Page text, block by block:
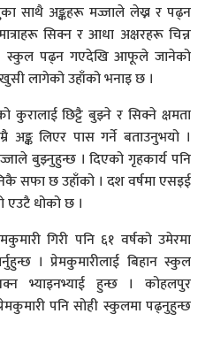
साथै अङ्कहरू मज्जाले लेख्न र पढ्न
सिक्न र आधा अक्षरहरू चिन्न
। स्कुल पढ्न गएदेखि आफूले जानेको
लागेको उहाँको भनाइ छ ।
कुरालाई छिट्टै बुझ्ने र सिक्ने क्षमता
अङ्क लिएर पास गर्ने बताउनुभयो ।
बुझ्नुहुन्छ । दिएको गृहकार्य पनि
सफा छ उहाँको । दश वर्षमा एसइई
एउटै धोको छ ।
गिरी पनि ६१ वर्षको उमेरमा
। प्रेमकुमारीलाई बिहान स्कुल
भ्याइनभ्याई हुन्छ । कोहलपुर
पनि सोही स्कुलमा पढ्नुहुन्छ